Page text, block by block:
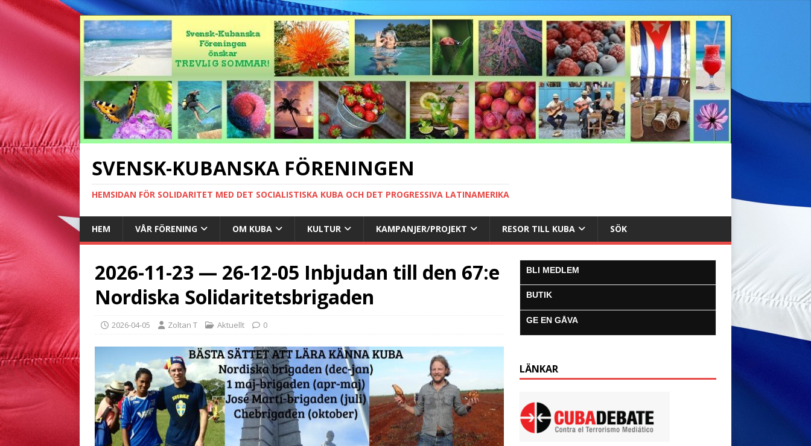
SVENSK-KUBANSKA FÖRENINGEN
HEMSIDAN FÖR SOLIDARITET MED DET SOCIALISTISKA KUBA OCH DET PROGRESSIVA LATINAMERIKA
HEM VÅR FÖRENING OM KUBA KULTUR KAMPANJER/PROJEKT RESOR TILL KUBA SÖK
2026-11-23 — 26-12-05 Inbjudan till den 67:e
Nordiska Solidaritetsbrigaden
2026-04-05 Zoltan T Aktuellt 0
BLI MEDLEM
BUTIK
GE EN GÅVA
LÄNKAR